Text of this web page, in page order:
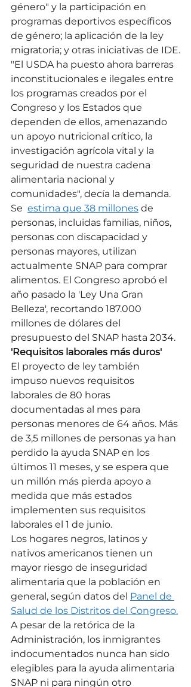
género" y la participación en
programas deportivos específicos
de género; la aplicación de la ley
migratoria; y otras iniciativas de IDE.
"El USDA ha puesto ahora barreras
inconstitucionales e ilegales entre
los programas creados por el
Congreso y los Estados que
dependen de ellos, amenazando
un apoyo nutricional crítico, la
investigación agrícola vital y la
seguridad de nuestra cadena
alimentaria nacional y
comunidades", decía la demanda.
Se estima que 38 millones de
personas, incluidas familias, niños,
personas con discapacidad y
personas mayores, utilizan
actualmente SNAP para comprar
alimentos. El Congreso aprobó el
año pasado la 'Ley Una Gran
Belleza', recortando 187.000
millones de dólares del
presupuesto del SNAP hasta 2034.
'Requisitos laborales más duros'
El proyecto de ley también
impuso nuevos requisitos
laborales de 80 horas
documentadas al mes para
personas menores de 64 años. Más
de 3,5 millones de personas ya han
perdido la ayuda SNAP en los
últimos 11 meses, y se espera que
un millón más pierda apoyo a
medida que más estados
implementen sus requisitos
laborales el 1 de junio.
Los hogares negros, latinos y
nativos americanos tienen un
mayor riesgo de inseguridad
alimentaria que la población en
general, según datos del Panel de
Salud de los Distritos del Congreso.
A pesar de la retórica de la
Administración, los inmigrantes
indocumentados nunca han sido
elegibles para la ayuda alimentaria
SNAP ni para ningún otro